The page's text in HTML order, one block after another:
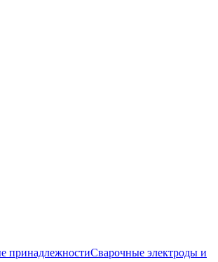
принадлежностиСварочные электроды и